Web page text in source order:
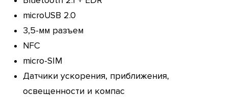
microUSB 2.0
3,5-мм разъем
NFC
micro-SIM
Датчики ускорения, приближения,
освещенности и компас